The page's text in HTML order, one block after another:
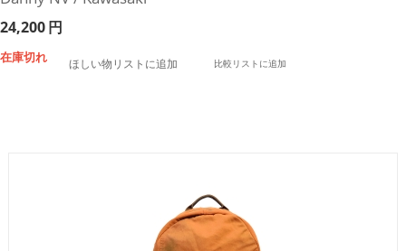
24,200円
在庫切れ ほしい物リストに追加 比較リストに追加